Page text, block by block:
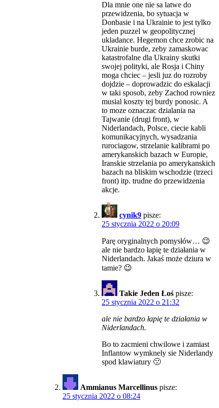
Dla mnie one nie sa latwe do
przewidzenia, bo sytuacja w
Donbasie i na Ukrainie to jest tylko
jeden puzzel w geopolitycznej
ukladance. Hegemon chce zrobic na
Ukrainie burde, zeby zamaskowac
katastrofalne dla Ukrainy skutki
swojej polityki, ale Rosja i Chiny
moga chciec – jesli juz do rozroby
dojdzie – doprowadzic do eskalacji
w taki sposob, zeby Zachod rowniez
musial koszty tej burdy ponosic. A
to moze oznaczac dzialania na
Tajwanie (drugi front), w
Niderlandach, Polsce, ciecie kabli
komunikacyjnych, wysadzania
rurociagow, strzelanie kalibrami po
amerykanskich bazach w Europie,
Iranskie strzelania po amerykanskich
bazach na bliskim wschodzie (trzeci
front) itp. trudne do przewidzenia
akcje.
cynik9 pisze:
25 stycznia 2022 o 20:09
Parę oryginalnych pomysłów… 😉
ale nie bardzo łapię te działania w
Niderlandach. Jakaś może dziura w
tamie? 😉
Takie Jeden Łoś pisze:
25 stycznia 2022 o 21:32
ale nie bardzo łapię te działania w
Niderlandach.
Bo to zacmieni chwilowe i zamiast
Inflantow wymknely sie Niderlandy
spod klawiatury 🙁
Ammianus Marcellinus pisze:
25 stycznia 2022 o 08:24